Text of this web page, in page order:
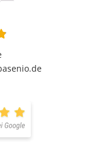
4.9 von 5
neuem Fenster